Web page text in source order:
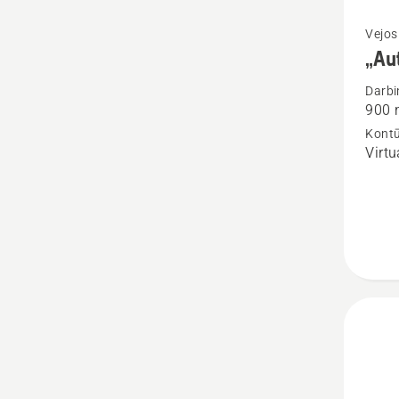
Žiūrėti
detalių
apie900